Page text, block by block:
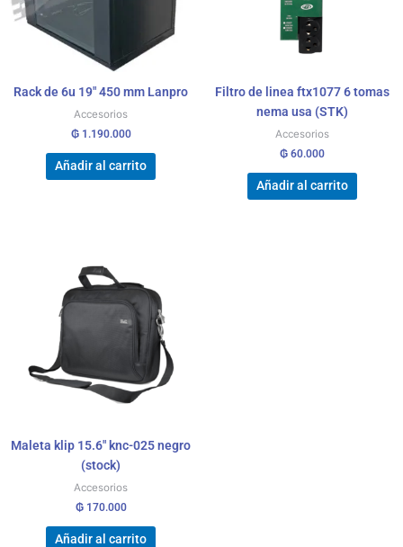
Rack de 6u 19″ 450 mm Lanpro
Accesorios
₲1.190.000
Añadir al carrito
Filtro de linea ftx1077 6 tomas
nema usa (STK)
Accesorios
₲ 60.000
Añadir al carrito
Maleta klip 15.6″ knc-025 negro
(stock)
Accesorios
₲170.000
Añadir al carrito